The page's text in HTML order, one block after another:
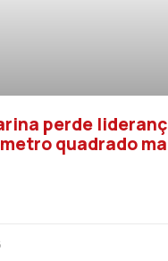
perde
quadrado